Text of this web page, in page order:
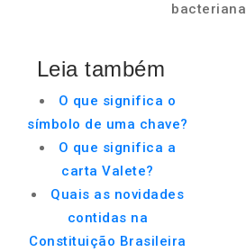
bacteriana
Leia também
O que significa o
símbolo de uma chave?
O que significa a
carta Valete?
Quais as novidades
contidas na
Constituição Brasileira